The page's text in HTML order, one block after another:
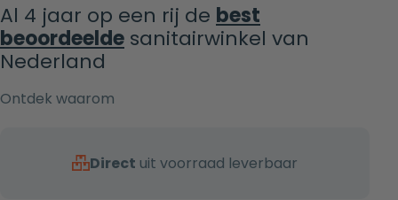
Al 4 jaar op een rij de best
beoordeelde sanitairwinkel van
Nederland
Ontdek waarom
Direct uit voorraad leverbaar